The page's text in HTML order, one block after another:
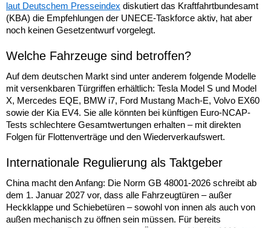
laut Deutschem Presseindex diskutiert das Kraftfahrtbundesamt
(KBA) die Empfehlungen der UNECE-Taskforce aktiv, hat aber
noch keinen Gesetzentwurf vorgelegt.
Welche Fahrzeuge sind betroffen?
Auf dem deutschen Markt sind unter anderem folgende Modelle
mit versenkbaren Türgriffen erhältlich: Tesla Model S und Model
X, Mercedes EQE, BMW i7, Ford Mustang Mach-E, Volvo EX60
sowie der Kia EV4. Sie alle könnten bei künftigen Euro-NCAP-
Tests schlechtere Gesamtwertungen erhalten – mit direkten
Folgen für Flottenverträge und den Wiederverkaufswert.
Internationale Regulierung als Taktgeber
China macht den Anfang: Die Norm GB 48001-2026 schreibt ab
dem 1. Januar 2027 vor, dass alle Fahrzeugtüren – außer
Heckklappe und Schiebetüren – sowohl von innen als auch von
außen mechanisch zu öffnen sein müssen. Für bereits